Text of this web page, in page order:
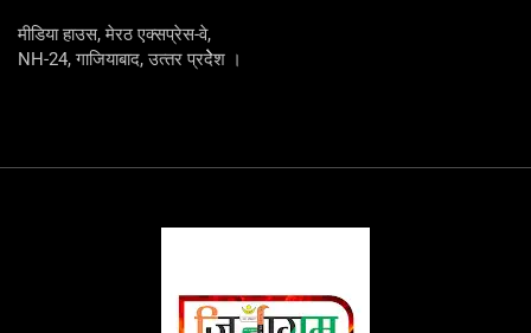
मीडिया हाउस, मेरठ एक्‍सप्रेस-वे,
NH-24, गाजियाबाद, उत्‍तर प्रदेेेेश ।